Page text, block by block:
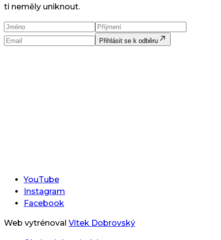
ti neměly uniknout.
Přihlásit se k odběru
YouTube
Instagram
Facebook
Web vytrénoval Vítek Dobrovský